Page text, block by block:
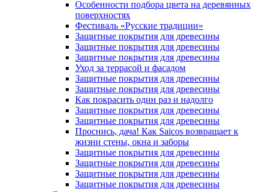
Особенности подбора цвета на деревянных
поверхностях
Фестиваль «Русские традиции»
Защитные покрытия для древесины
Защитные покрытия для древесины
Защитные покрытия для древесины
Уход за террасой и фасадом
Защитные покрытия для древесины
Защитные покрытия для древесины
Как покрасить один раз и надолго
Защитные покрытия для древесины
Защитные покрытия для древесины
Проснись, дача! Как Saicos возвращает к
жизни стены, окна и заборы
Защитные покрытия для древесины
Защитные покрытия для древесины
Защитные покрытия для древесины
Защитные покрытия для древесины